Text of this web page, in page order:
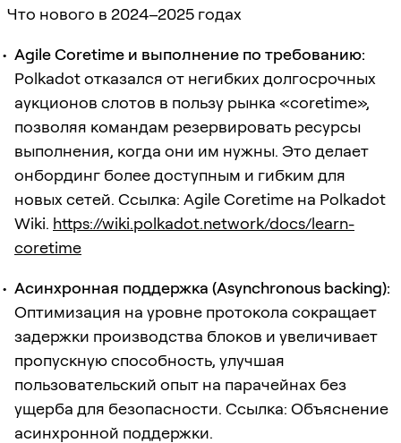
Что нового в 2024–2025 годах
Agile Coretime и выполнение по требованию:
Polkadot отказался от негибких долгосрочных
аукционов слотов в пользу рынка «coretime»,
позволяя командам резервировать ресурсы
выполнения, когда они им нужны. Это делает
онбординг более доступным и гибким для
новых сетей. Ссылка: Agile Coretime на Polkadot
Wiki. https://wiki.polkadot.network/docs/learn-
coretime
Асинхронная поддержка (Asynchronous backing):
Оптимизация на уровне протокола сокращает
задержки производства блоков и увеличивает
пропускную способность, улучшая
пользовательский опыт на парачейнах без
ущерба для безопасности. Ссылка: Объяснение
асинхронной поддержки.